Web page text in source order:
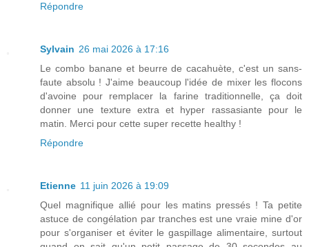
Répondre
Sylvain 26 mai 2026 à 17:16
Le combo banane et beurre de cacahuète, c'est un sans-
faute absolu ! J'aime beaucoup l'idée de mixer les flocons
d'avoine pour remplacer la farine traditionnelle, ça doit
donner une texture extra et hyper rassasiante pour le
matin. Merci pour cette super recette healthy !
Répondre
Etienne 11 juin 2026 à 19:09
Quel magnifique allié pour les matins pressés ! Ta petite
astuce de congélation par tranches est une vraie mine d'or
pour s'organiser et éviter le gaspillage alimentaire, surtout